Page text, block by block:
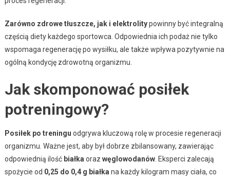
Zarówno zdrowe tłuszcze, jak i elektrolitypowinny być integralną
częścią diety każdego sportowca. Odpowiednia ich podaż nie tylko
wspomaga regenerację po wysiłku, ale także wpływa pozytywnie na
ogólną kondycję zdrowotną organizmu.
Jak skomponować posiłek
potreningowy?
Posiłek po treningu odgrywa kluczową rolę w procesie regeneracji
organizmu. Ważne jest, aby był dobrze zbilansowany, zawierając
odpowiednią ilość białkaoraz węglowodanów. Eksperci zalecają
spożycie od 0,25 do 0,4 g białkana każdy kilogram masy ciała, co